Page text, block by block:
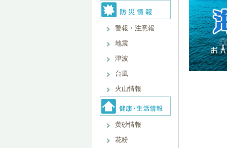
警報・注意報
地震
津波
台風
火山情報
黄砂情報
花粉